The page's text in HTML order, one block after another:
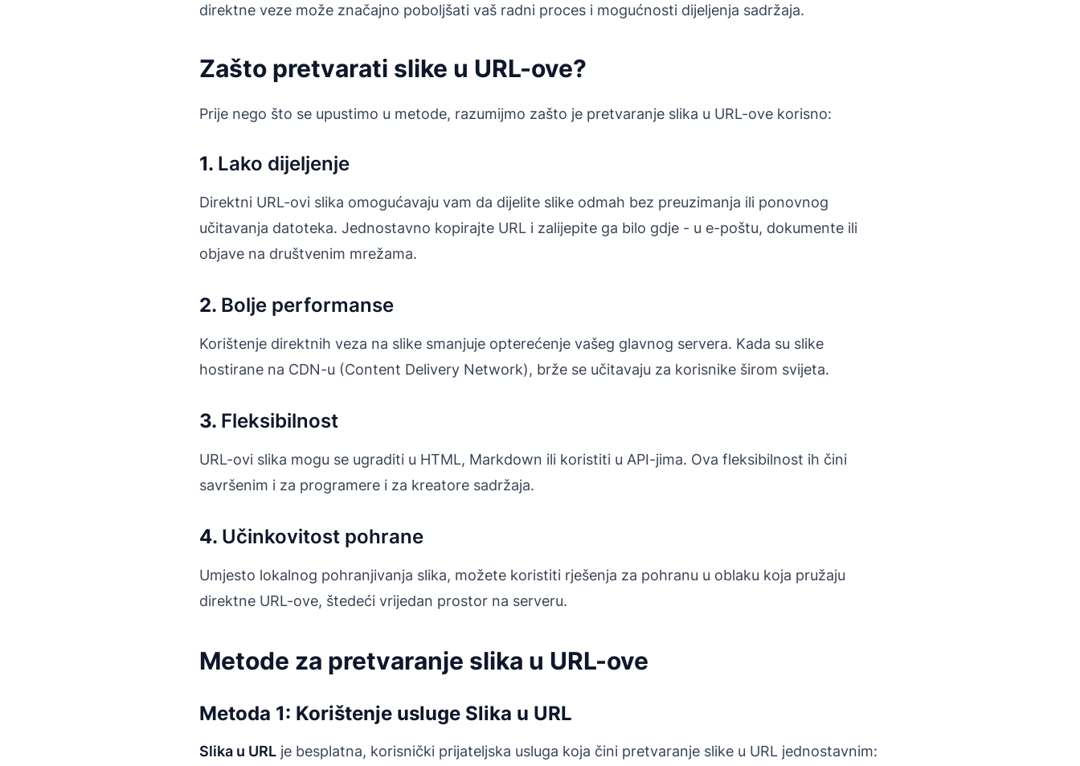
direktne veze može značajno poboljšati vaš radni proces i mogućnosti dijeljenja sadržaja.
Zašto pretvarati slike u URL-ove?
Prije nego što se upustimo u metode, razumijmo zašto je pretvaranje slika u URL-ove korisno:
1. Lako dijeljenje
Direktni URL-ovi slika omogućavaju vam da dijelite slike odmah bez preuzimanja ili ponovnog
učitavanja datoteka. Jednostavno kopirajte URL i zalijepite ga bilo gdje - u e-poštu, dokumente ili
objave na društvenim mrežama.
2. Bolje performanse
Korištenje direktnih veza na slike smanjuje opterećenje vašeg glavnog servera. Kada su slike
hostirane na CDN-u (Content Delivery Network), brže se učitavaju za korisnike širom svijeta.
3. Fleksibilnost
URL-ovi slika mogu se ugraditi u HTML, Markdown ili koristiti u API-jima. Ova fleksibilnost ih čini
savršenim i za programere i za kreatore sadržaja.
4. Učinkovitost pohrane
Umjesto lokalnog pohranjivanja slika, možete koristiti rješenja za pohranu u oblaku koja pružaju
direktne URL-ove, štedeći vrijedan prostor na serveru.
Metode za pretvaranje slika u URL-ove
Metoda 1: Korištenje usluge Slika u URL
Slika u URL je besplatna, korisnički prijateljska usluga koja čini pretvaranje slike u URL jednostavnim: